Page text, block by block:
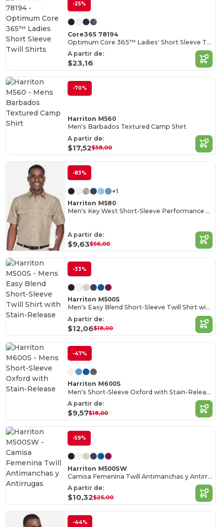
-25%
Core365 78194
Optimum Core 365™ Ladies' Short Sleeve Twill Shirts
A partir de:
$23,16
-70%
Harriton M560
Men's Barbados Textured Camp Shirt
A partir de:
$17,52$58,00
-83%
+1
Harriton M580
Men's Key West Short-Sleeve Performance Staff Shirt
A partir de:
$9,63$56,00
-33%
Harriton M500S
Men's Easy Blend Short-Sleeve Twill Shirt with Stain-Release
A partir de:
$12,06$18,00
-47%
Harriton M600S
Men's Short-Sleeve Oxford with Stain-Release
A partir de:
$9,57$18,00
-59%
Harriton M500SW
Camisa Femenina Twill Antimanchas y Antirrugas
A partir de:
$10,32$25,00
-44%